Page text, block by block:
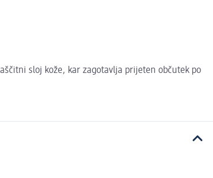
sloj kože, kar zagotavlja prijeten občutek po